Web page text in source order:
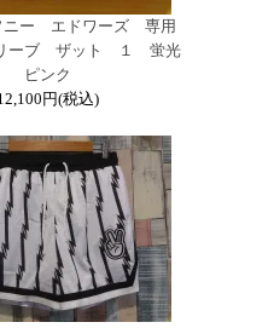
ニー エドワーズ 専用
ーブ ザット １ 蛍光
ピンク
円(税込)